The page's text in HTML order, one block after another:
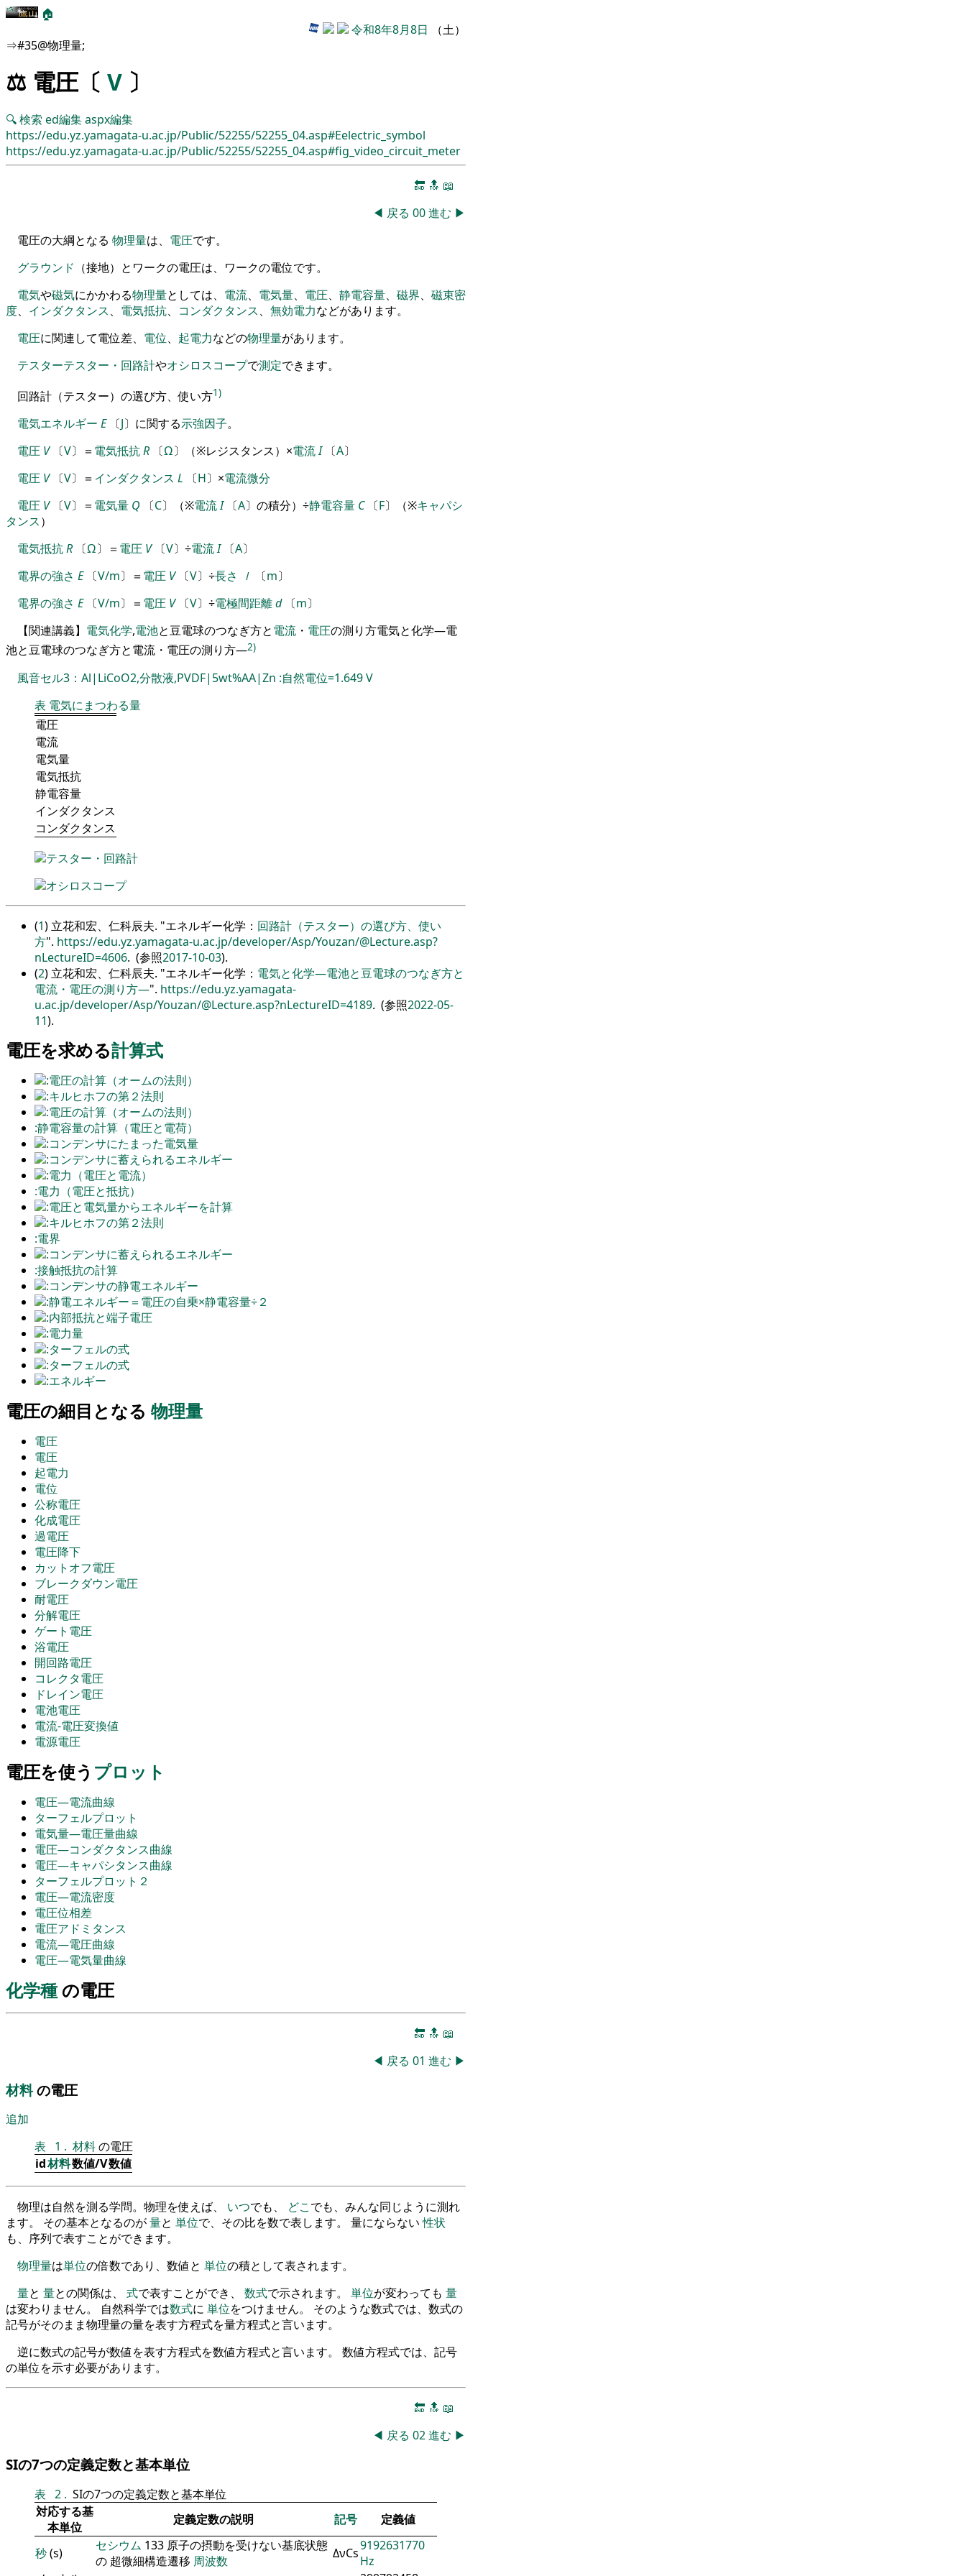
🏠
令和8年8月8日 （土）
⇒#35@物理量;
⚖️ 電圧〔 V 〕
🔍検索 ed編集aspx編集
https://edu.yz.yamagata-u.ac.jp/Public/52255/52255_04.asp#Eelectric_symbol
https://edu.yz.yamagata-u.ac.jp/Public/52255/52255_04.asp#fig_video_circuit_meter
🔚 🔝 📖
◀ 戻る 00進む ▶
電圧の大綱となる 物理量は、 電圧です。
グラウンド （接地） とワークの電圧は、 ワークの電位です。
電気や磁気にかかわる物理量としては、 電流、 電気量、 電圧、 静電容量、 磁界、 磁束密
度、 インダクタンス、 電気抵抗、 コンダクタンス、 無効電力などがあります。
電圧に関連して電位差、 電位、 起電力などの物理量があります。
テスターテスター・回路計やオシロスコープで測定できます。
回路計（テスター）の選び方、使い方1)
電気エネルギー E〔J〕 に関する示強因子。
電圧 V〔V〕 ＝ 電気抵抗R 〔Ω〕 （※レジスタンス） ×電流I〔A〕
電圧 V〔V〕 ＝ インダクタンス L 〔H〕 ×電流微分
電圧 V〔V〕 ＝ 電気量 Q 〔C〕 （※電流I〔A〕 の積分） ÷静電容量 C〔F〕 （※キャパシ
タンス）
電気抵抗R 〔Ω〕 ＝ 電圧 V〔V〕 ÷電流I〔A〕
電界の強さ E〔V/m〕 ＝ 電圧 V〔V〕 ÷長さ ｌ 〔m〕
電界の強さ E〔V/m〕 ＝ 電圧 V〔V〕 ÷電極間距離d〔m〕
【関連講義】 電気化学,電池と豆電球のつなぎ方と電流 ・ 電圧の測り方電気と化学―電
池と豆電球のつなぎ方と電流・電圧の測り方―2)
風音セル3：Al|LiCoO2,分散液,PVDF|5wt%AA|Zn :自然電位=1.649 V
表 電気にまつわる量
電圧
電流
電気量
電気抵抗
静電容量
インダクタンス
コンダクタンス
テスター・回路計
オシロスコープ
(1) 立花和宏、仁科辰夫. エネルギー化学： 回路計（テスター）の選び方、使い
方 . https://edu.yz.yamagata-u.ac.jp/developer/Asp/Youzan/@Lecture.asp?
nLectureID=4606. (参照2017-10-03).
(2) 立花和宏、仁科辰夫. エネルギー化学： 電気と化学―電池と豆電球のつなぎ方と
電流・電圧の測り方― . https://edu.yz.yamagata-
u.ac.jp/developer/Asp/Youzan/@Lecture.asp?nLectureID=4189. (参照2022-05-
11).
電圧を求める計算式
:電圧の計算（オームの法則）
:キルヒホフの第２法則
:電圧の計算（オームの法則）
:静電容量の計算（電圧と電荷）
:コンデンサにたまった電気量
:コンデンサに蓄えられるエネルギー
:電力（電圧と電流）
:電力（電圧と抵抗）
:電圧と電気量からエネルギーを計算
:キルヒホフの第２法則
:電界
:コンデンサに蓄えられるエネルギー
:接触抵抗の計算
:コンデンサの静電エネルギー
:静電エネルギー＝電圧の自乗×静電容量÷２
:内部抵抗と端子電圧
:電力量
:ターフェルの式
:ターフェルの式
:エネルギー
電圧の細目となる 物理量
電圧
電圧
起電力
電位
公称電圧
化成電圧
過電圧
電圧降下
カットオフ電圧
ブレークダウン電圧
耐電圧
分解電圧
ゲート電圧
浴電圧
開回路電圧
コレクタ電圧
ドレイン電圧
電池電圧
電流-電圧変換値
電源電圧
電圧を使う プロット
電圧―電流曲線
ターフェルプロット
電気量―電圧量曲線
電圧―コンダクタンス曲線
電圧―キャパシタンス曲線
ターフェルプロット２
電圧―電流密度
電圧位相差
電圧アドミタンス
電流―電圧曲線
電圧―電気量曲線
化学種 の電圧
🔚 🔝 📖
◀ 戻る 01 進む ▶
材料の電圧
追加
表
1 . 材料の電圧
id材料数値/V数値
物理は自然を測る学問。物理を使えば、 いつでも、 どこでも、みんな同じように測れ
ます。 その基本となるのが量と 単位で、その比を数で表します。 量にならない性状
も、序列で表すことができます。
物理量は単位の倍数であり、数値と 単位の積として表されます。
量と 量との関係は、 式で表すことができ、 数式で示されます。 単位が変わっても 量
は変わりません。 自然科学では数式に 単位をつけません。 そのような数式では、数式の
記号がそのまま物理量の量を表す方程式を量方程式と言います。
逆に数式の記号が数値を表す方程式を数値方程式と言います。 数値方程式では、記号
の単位を示す必要があります。
🔚 🔝 📖
◀ 戻る 02進む ▶
SIの7つの定義定数と基本単位
表 2 . SIの7つの定義定数と基本単位
対応する基
本単位
定義定数の説明 記号 定義値
秒(s) セシウム 133 原子の摂動を受けない基底状態
の 超微細構造遷移 周波数 ΔνCs9192631770
Hz